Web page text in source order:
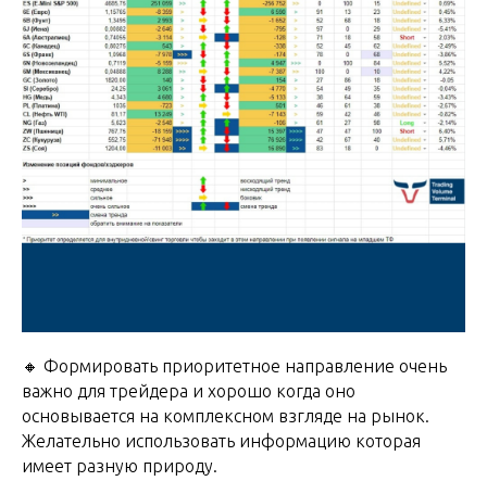
🔸 Формировать приоритетное направление очень
важно для трейдера и хорошо когда оно
основывается на комплексном взгляде на рынок.
Желательно использовать информацию которая
имеет разную природу.